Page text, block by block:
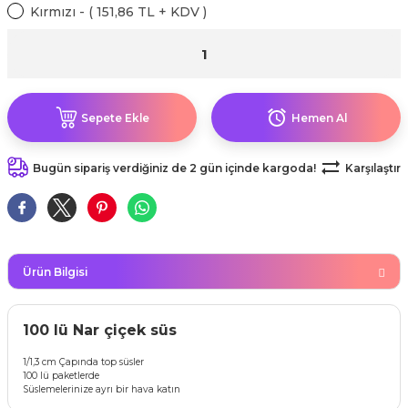
Veda Parti Malzemeleri
Günü
Süsleri
dişim
süsleri
modelleri (süslü
Taş Baskı Ürünleri
Kırmızı - ( 151,86 TL + KDV )
Sepete Ekle Hemen Al
Bugün sipariş verdiğiniz de 2 gün içinde kargoda! Karşılaştır
Ürün Bilgisi
100 lü Nar çiçek süs
1/1,3 cm Çapında top süsler
100 lü paketlerde
Süslemelerinize ayrı bir hava katın